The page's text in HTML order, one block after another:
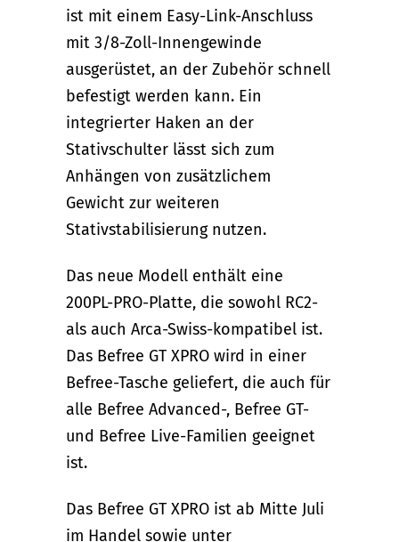
ist mit einem Easy-Link-Anschluss
mit 3/8-Zoll-Innengewinde
ausgerüstet, an der Zubehör schnell
befestigt werden kann. Ein
integrierter Haken an der
Stativschulter lässt sich zum
Anhängen von zusätzlichem
Gewicht zur weiteren
Stativstabilisierung nutzen.
Das neue Modell enthält eine
200PL-PRO-Platte, die sowohl RC2-
als auch Arca-Swiss-kompatibel ist.
Das Befree GT XPRO wird in einer
Befree-Tasche geliefert, die auch für
alle Befree Advanced-, Befree GT-
und Befree Live-Familien geeignet
ist.
Das Befree GT XPRO ist ab Mitte Juli
im Handel sowie unter